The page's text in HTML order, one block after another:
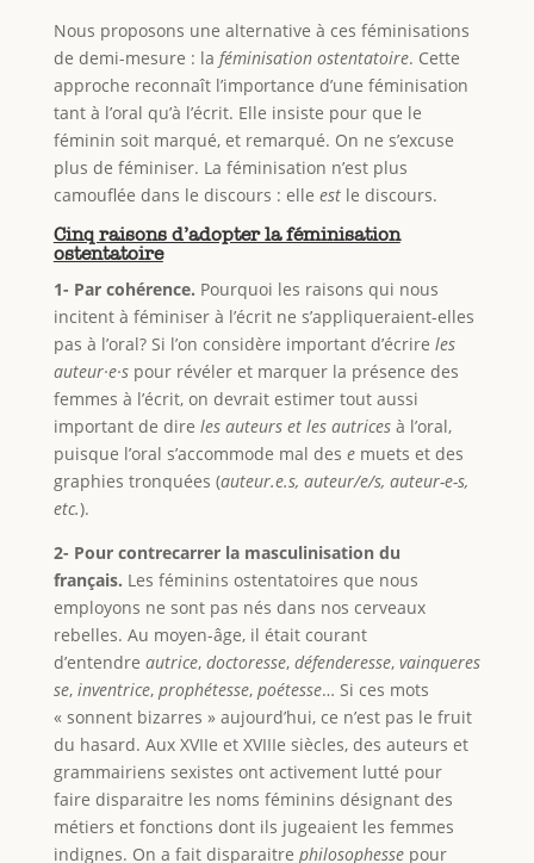
Nous proposons une alternative à ces féminisations
de demi-mesure : la féminisation ostentatoire. Cette
approche reconnaît l’importance d’une féminisation
tant à l’oral qu’à l’écrit. Elle insiste pour que le
féminin soit marqué, et remarqué. On ne s’excuse
plus de féminiser. La féminisation n’est plus
camouflée dans le discours : elle est le discours.
Cinq raisons d’adopter la féminisation
ostentatoire
1- Par cohérence. Pourquoi les raisons qui nous
incitent à féminiser à l’écrit ne s’appliqueraient-elles
pas à l’oral? Si l’on considère important d’écrire les
auteur·e·s pour révéler et marquer la présence des
femmes à l’écrit, on devrait estimer tout aussi
important de dire les auteurs et les autricesà l’oral,
puisque l’oral s’accommode mal des e muets et des
graphies tronquées (auteur.e.s, auteur/e/s, auteur-e-s,
etc.).
2- Pour contrecarrer la masculinisation du
français. Les féminins ostentatoires que nous
employons ne sont pas nés dans nos cerveaux
rebelles. Au moyen-âge, il était courant
d’entendre autrice, doctoresse, défenderesse, vainqueres
se, inventrice, prophétesse, poétesse… Si ces mots
« sonnent bizarres » aujourd’hui, ce n’est pas le fruit
du hasard. Aux XVIIe et XVIIIe siècles, des auteurs et
grammairiens sexistes ont activement lutté pour
faire disparaitre les noms féminins désignant des
métiers et fonctions dont ils jugeaient les femmes
indignes. On a fait disparaitre philosophessepour